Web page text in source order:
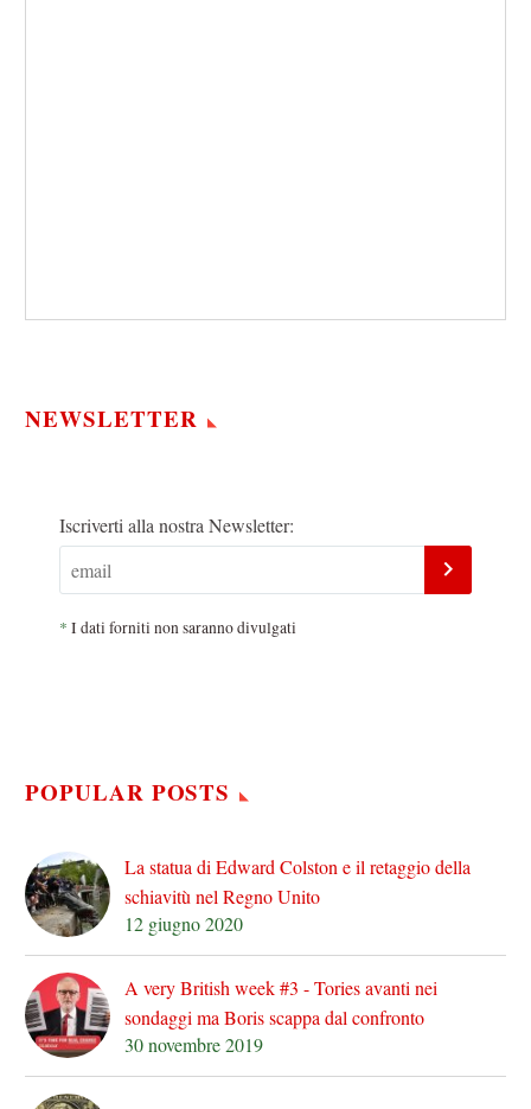
NEWSLETTER
Iscriverti alla nostra Newsletter:
* I dati forniti non saranno divulgati
POPULAR POSTS
La statua di Edward Colston e il retaggio della
schiavitù nel Regno Unito
12 giugno 2020
A very British week #3 - Tories avanti nei
sondaggi ma Boris scappa dal confronto
30 novembre 2019